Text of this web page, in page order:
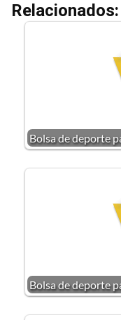
Relacionados:
Bolsa de deporte
Bolsa de deporte